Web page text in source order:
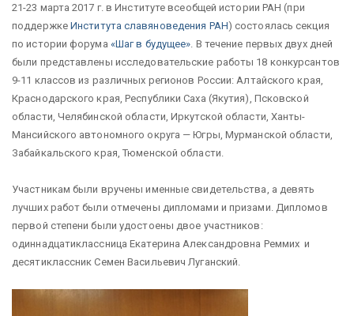
21-23 марта 2017 г. в Институте всеобщей истории РАН (при
поддержке Института славяноведения РАН) состоялась секция
по истории форума «Шаг в будущее» . В течение первых двух дней
были представлены исследовательские работы 18 конкурсантов
9-11 классов из различных регионов России: Алтайского края,
Краснодарского края, Республики Саха (Якутия), Псковской
области, Челябинской области, Иркутской области, Ханты-
Мансийского автономного округа — Югры, Мурманской области,
Забайкальского края, Тюменской области.
Участникам были вручены именные свидетельства, а девять
лучших работ были отмечены дипломами и призами. Дипломов
первой степени были удостоены двое участников:
одиннадцатиклассница Екатерина Александровна Реммих и
десятиклассник Семен Васильевич Луганский.